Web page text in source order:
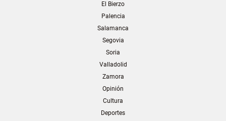
El Bierzo
Palencia
Salamanca
Segovia
Soria
Valladolid
Zamora
Opinión
Cultura
Deportes